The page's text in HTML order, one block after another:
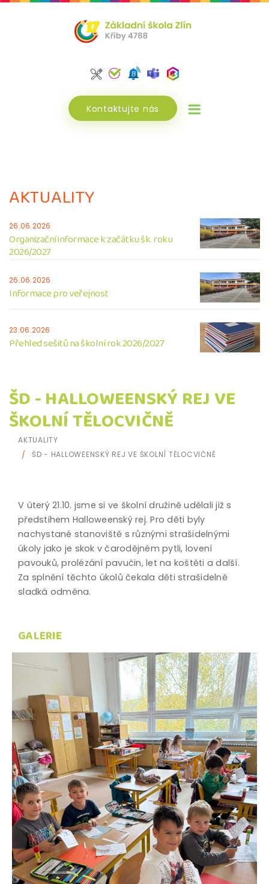
Kontaktujte nás
AKTUALITY
26.06.2026
Organizační informace k začátku šk. roku
2026/2027
26.06.2026
Informace pro veřejnost
23.06.2026
Přehled sešitů na školní rok 2026/2027
ŠD - HALLOWEENSKÝ REJ VE
ŠKOLNÍ TĚLOCVIČNĚ
AKTUALITY
ŠD - HALLOWEENSKÝ REJ VE ŠKOLNÍ TĚLOCVIČNĚ
V úterý 21.10. jsme si ve školní družině udělali již s
předstihem Halloweenský rej. Pro děti byly
nachystané stanoviště s různými strašidelnými
úkoly jako je skok v čarodějném pytli, lovení
pavouků, prolézání pavučin, let na koštěti a další.
Za splnění těchto úkolů čekala děti strašidelně
sladká odměna.
GALERIE